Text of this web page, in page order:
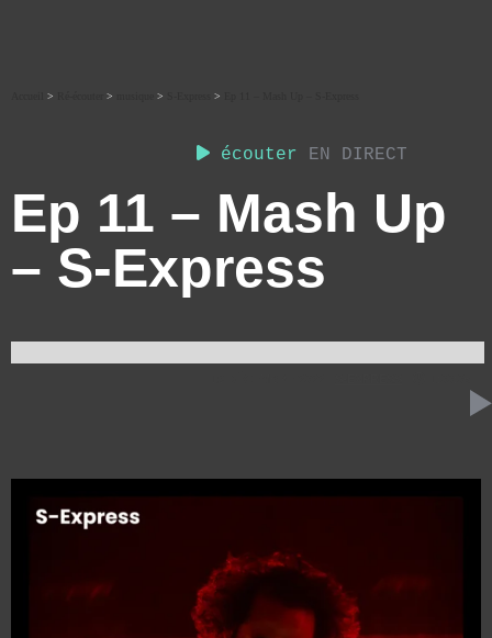
écouter EN DIRECT
> > > >
Ep 11 – Mash Up
– S-Express